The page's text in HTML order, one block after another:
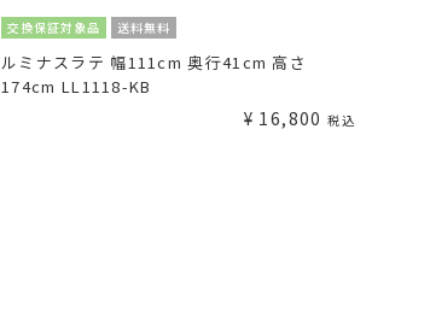
交換保証対象品 送料無料
ルミナスラテ 幅111cm 奥行41cm 高さ
174cm LL1118-KB
¥ 16,800 税込